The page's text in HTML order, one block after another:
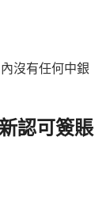
沒有任何中銀
認可簽賬